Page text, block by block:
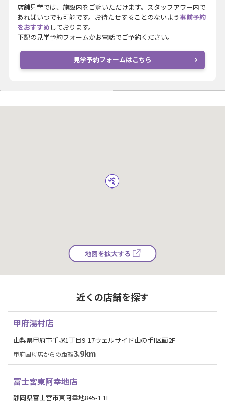
店舗見学では、施設内をご覧いただけます。スタッフアワー内で
あればいつでも可能です。お待たせすることのないよう事前予約
をおすすめ しております。
下記の見学予約フォームかお電話でご予約ください。
見学予約フォームはこちら
地図を拡大する
近くの店舗を探す
甲府湯村店
山梨県甲府市千塚1丁目9-17ウェルサイド山の手I区画2F
甲府国母店からの距離3.9km
富士宮東阿幸地店
静岡県富士宮市東阿幸地845-1 1F